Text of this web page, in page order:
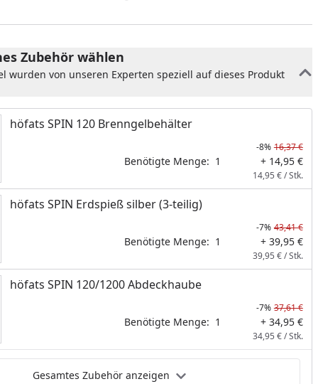
Zubehör wählen
wurden von unseren Experten speziell auf dieses Produkt
höfats SPIN 120 Brenngelbehälter
-8% 16,37 €
Benötigte Menge: 1 + 14,95 €
14,95 € / Stk.
höfats SPIN Erdspieß silber (3-teilig)
-7% 43,41 €
Benötigte Menge: 1 + 39,95 €
39,95 € / Stk.
höfats SPIN 120/1200 Abdeckhaube
-7% 37,61 €
Benötigte Menge: 1 + 34,95 €
34,95 € / Stk.
Gesamtes Zubehör anzeigen